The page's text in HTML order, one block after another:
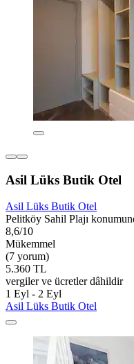
Asil Lüks Butik Otel
Asil Lüks Butik Otel
Pelitköy Sahil Plajı
8,6/10
Mükemmel
(7 yorum)
5.360 TL
vergiler ve ücretler dâhildir
1 Eyl - 2 Eyl
Asil Lüks Butik Otel